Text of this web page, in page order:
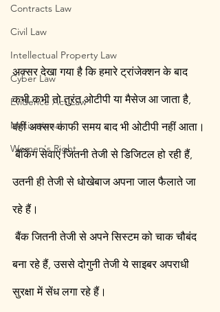
Contracts Law
Civil Law
Intellectual Property Law
Cyber Law
Evidence Act Law
Motivational
Women's Right
अक्सर देखा गया है कि हमारे ट्रांजेक्शन के बाद
कभी कभी तो तुरंत ओटीपी या मैसेज आ जाता है,
वहीं अक्सर काफी समय बाद भी ओटीपी नहीं आता।
बैंकिंग सेवाएं जितनी तेजी से डिजिटल हो रही हैं,
उतनी ही तेजी से धोखेबाज अपना जाल फैलाते जा
रहे हैं।
बैंक जितनी तेजी से अपने सिस्टम को चाक चौबंद
बना रहे हैं, उससे दोगुनी तेजी ये साइबर अपराधी
सुरक्षा में सेंध लगा रहे हैं।